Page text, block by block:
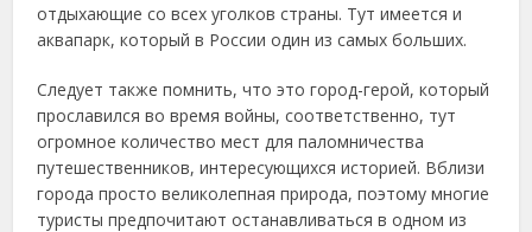
отдыхающие со всех уголков страны. Тут имеется и
аквапарк, который в России один из самых больших.
Следует также помнить, что это город-герой, который
прославился во время войны, соответственно, тут
огромное количество мест для паломничества
путешественников, интересующихся историей. Вблизи
города просто великолепная природа, поэтому многие
туристы предпочитают останавливаться в одном из